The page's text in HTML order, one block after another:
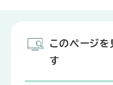
このページ
す